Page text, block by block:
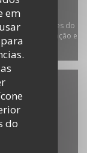
em
do
os cookies do
de navegação e